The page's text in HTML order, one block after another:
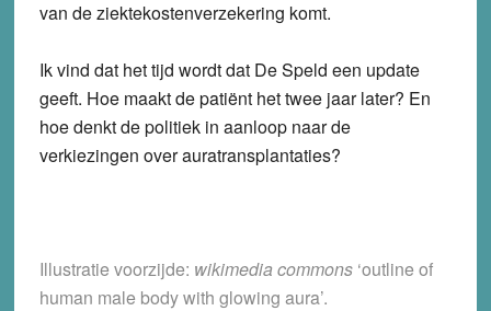
van de ziektekostenverzekering komt.
Ik vind dat het tijd wordt dat De Speld een update
geeft. Hoe maakt de patiënt het twee jaar later? En
hoe denkt de politiek in aanloop naar de
verkiezingen over auratransplantaties?
Illustratie voorzijde: wikimedia commons‘outline of
human male body with glowing aura’.